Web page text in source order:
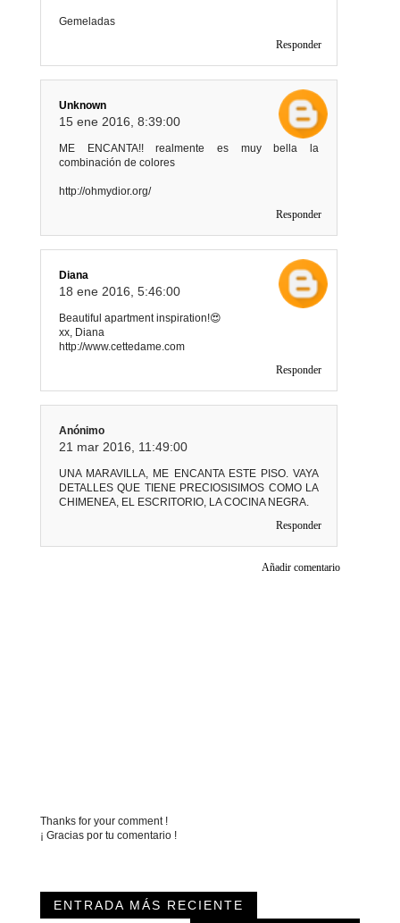
Gemeladas
Responder
Unknown
15 ene 2016, 8:39:00
ME ENCANTA!! realmente es muy bella la
combinación de colores
http://ohmydior.org/
Responder
Diana
18 ene 2016, 5:46:00
Beautiful apartment inspiration!😍
xx, Diana
http://www.cettedame.com
Responder
Anónimo
21 mar 2016, 11:49:00
UNA MARAVILLA, ME ENCANTA ESTE PISO. VAYA
DETALLES QUE TIENE PRECIOSISIMOS COMO LA
CHIMENEA, EL ESCRITORIO, LA COCINA NEGRA.
Responder
Añadir comentario
Thanks for your comment !
¡ Gracias por tu comentario !
ENTRADA MÁS RECIENTE